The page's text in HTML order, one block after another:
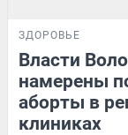
ЗДОРОВЬЕ
Власти
намерены
аборты в
клиниках